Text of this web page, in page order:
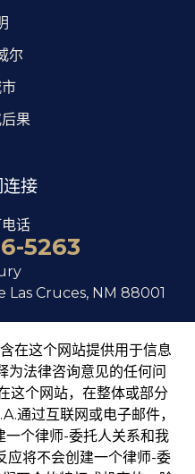
尔
果
接
话
5263
Las Cruces, NM 88001
在这个网站提供用于信息
为法律咨询意见的任何问
这个网站，在整体或部分
通过互联网或电子邮件，
一个律师-委托人关系和我
应将不会创建一个律师-委